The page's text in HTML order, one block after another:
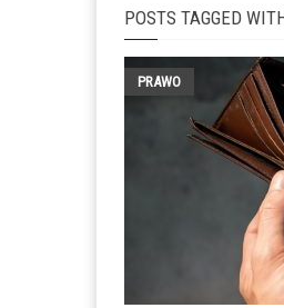
POSTS TAGGED
PRAWO